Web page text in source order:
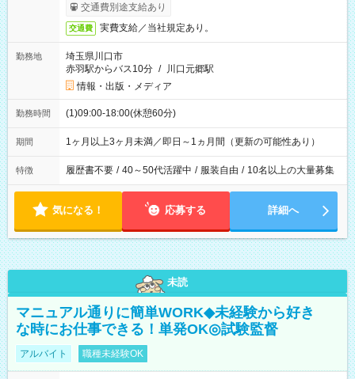
交通費別途支給あり
交通費 実費支給／当社規定あり。
勤務地
埼玉県川口市
赤羽駅からバス10分 / 川口元郷駅
情報・出版・メディア
勤務時間 (1)09:00-18:00(休憩60分)
期間 1ヶ月以上3ヶ月未満／即日～1ヵ月間（更新の可能性あり）
特徴 履歴書不要 / 40～50代活躍中 / 服装自由 / 10名以上の大量募集
気になる！ 応募する 詳細へ
未読
マニュアル通りに簡単WORK◆未経験から好き
な時にお仕事できる！単発OK◎試験監督
アルバイト 職種未経験OK